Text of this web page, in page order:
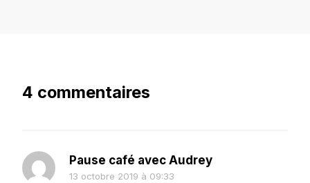
4 commentaires
Pause café avec Audrey
13 octobre 2019 à 09:33